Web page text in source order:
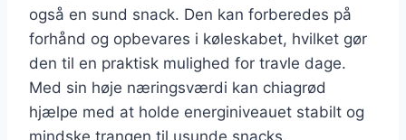
også en sund snack. Den kan forberedes på
forhånd og opbevares i køleskabet, hvilket gør
den til en praktisk mulighed for travle dage.
Med sin høje næringsværdi kan chiagrød
hjælpe med at holde energiniveauet stabilt og
mindske trangen til usunde snacks.